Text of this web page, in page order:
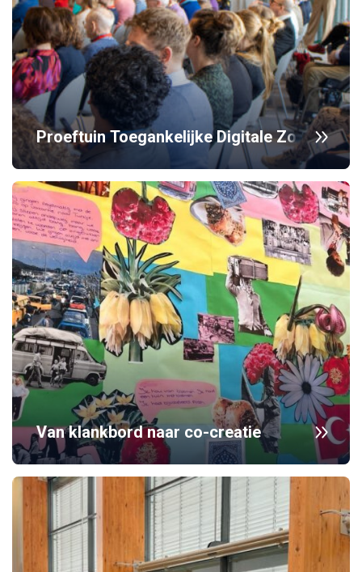
Proeftuin Toegankelijke Digitale Zorg
Van klankbord naar co-creatie